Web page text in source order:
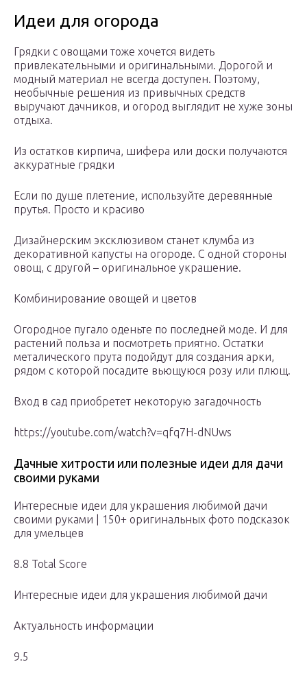
Идеи для огорода
Грядки с овощами тоже хочется видеть
привлекательными и оригинальными. Дорогой и
модный материал не всегда доступен. Поэтому,
необычные решения из привычных средств
выручают дачников, и огород выглядит не хуже зоны
отдыха.
Из остатков кирпича, шифера или доски получаются
аккуратные грядки
Если по душе плетение, используйте деревянные
прутья. Просто и красиво
Дизайнерским эксклюзивом станет клумба из
декоративной капусты на огороде. С одной стороны
овощ, с другой – оригинальное украшение.
Комбинирование овощей и цветов
Огородное пугало оденьте по последней моде. И для
растений польза и посмотреть приятно. Остатки
металического прута подойдут для создания арки,
рядом с которой посадите вьющуюся розу или плющ.
Вход в сад приобретет некоторую загадочность
https://youtube.com/watch?v=qfq7H-dNUws
Дачные хитрости или полезные идеи для дачи
своими руками
Интересные идеи для украшения любимой дачи
своими руками | 150+ оригинальных фото подсказок
для умельцев
8.8 Total Score
Интересные идеи для украшения любимой дачи
Актуальность информации
9.5